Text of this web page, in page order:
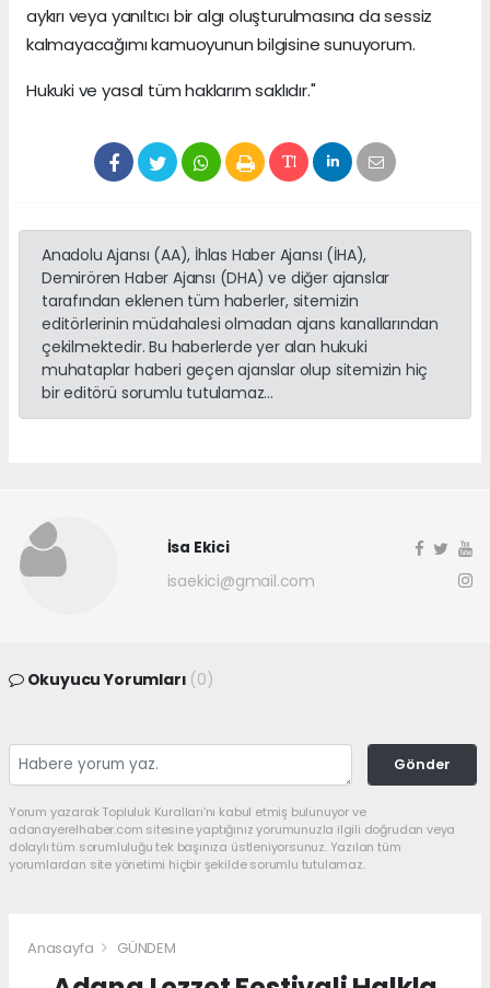
aykırı veya yanıltıcı bir algı oluşturulmasına da sessiz
kalmayacağımı kamuoyunun bilgisine sunuyorum.
Hukuki ve yasal tüm haklarım saklıdır."
Anadolu Ajansı (AA), İhlas Haber Ajansı (İHA),
Demirören Haber Ajansı (DHA) ve diğer ajanslar
tarafından eklenen tüm haberler, sitemizin
editörlerinin müdahalesi olmadan ajans kanallarından
çekilmektedir. Bu haberlerde yer alan hukuki
muhataplar haberi geçen ajanslar olup sitemizin hiç
bir editörü sorumlu tutulamaz...
İsa Ekici
isaekici@gmail.com
Okuyucu Yorumları (0)
Gönder
Yorum yazarak Topluluk Kuralları’nı kabul etmiş bulunuyor ve
adanayerelhaber.com sitesine yaptığınız yorumunuzla ilgili doğrudan veya
dolaylı tüm sorumluluğu tek başınıza üstleniyorsunuz. Yazılan tüm
yorumlardan site yönetimi hiçbir şekilde sorumlu tutulamaz.
Anasayfa GÜNDEM